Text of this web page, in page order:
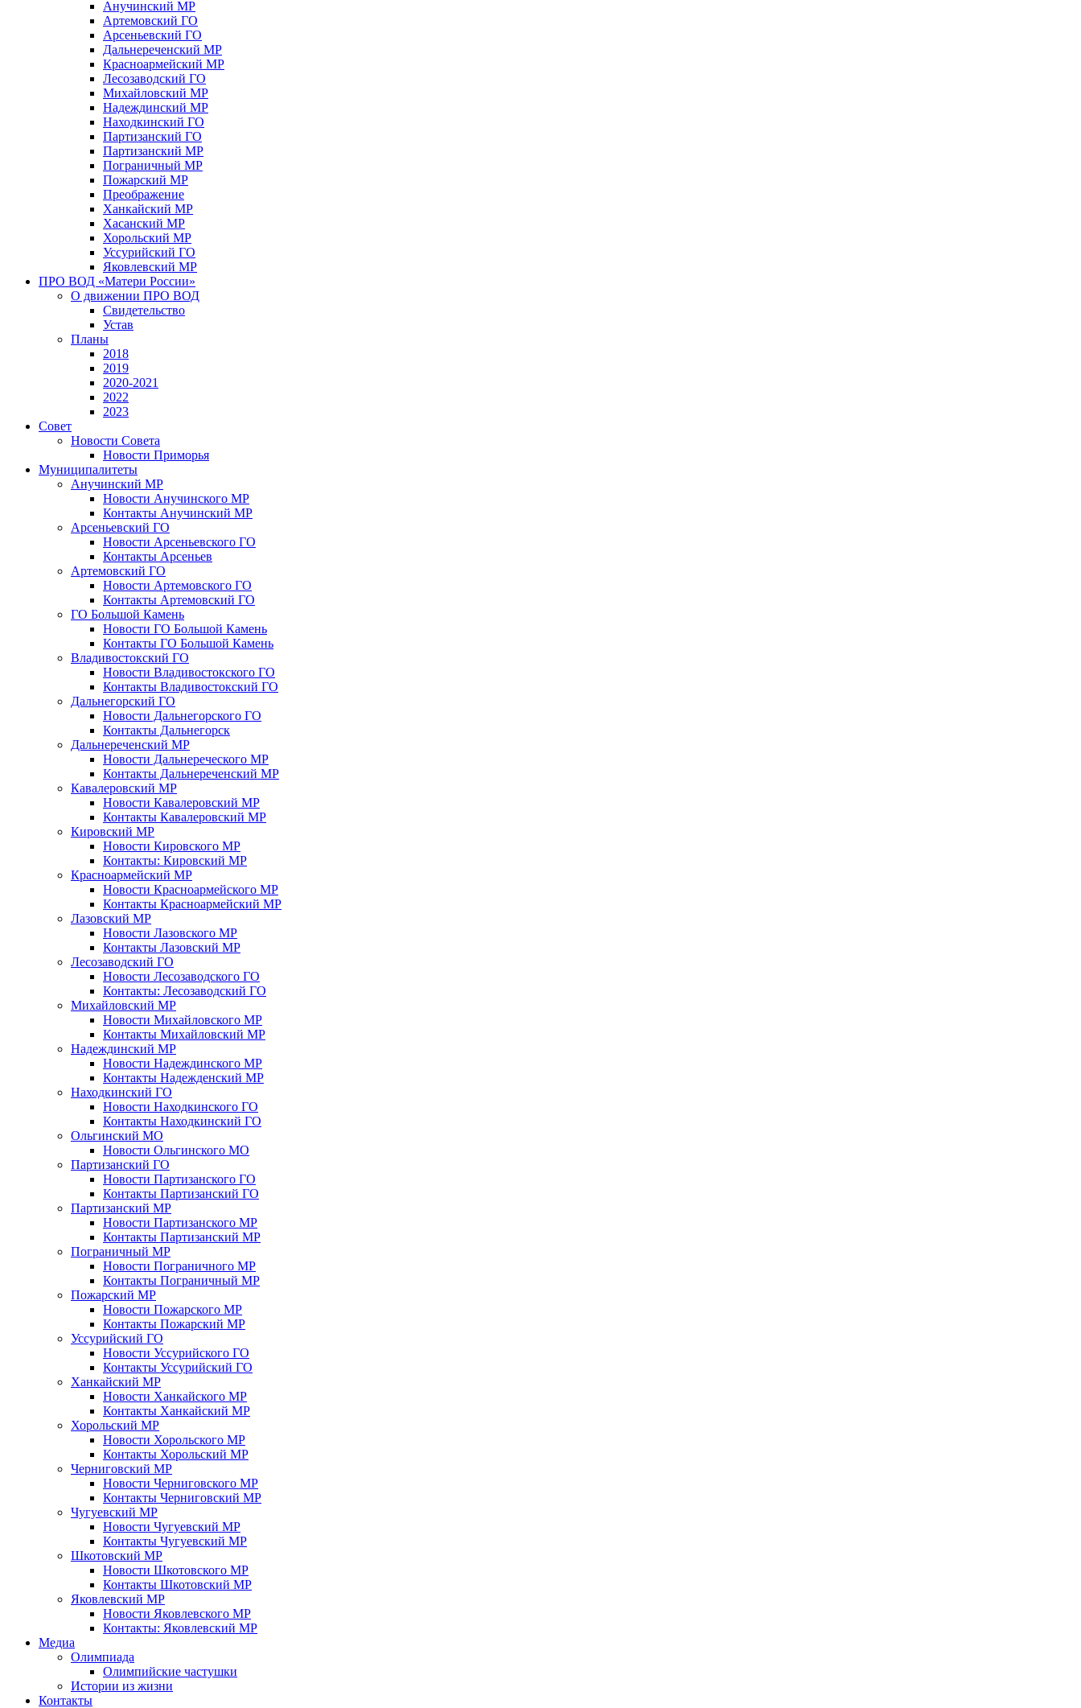
Анучинский МР
Артемовский ГО
Арсеньевский ГО
Дальнереченский МР
Красноармейский МР
Лесозаводский ГО
Михайловский МР
Надеждинский МР
Находкинский ГО
Партизанский ГО
Партизанский МР
Пограничный МР
Пожарский МР
Преображение
Ханкайский МР
Хасанский МР
Хорольский МР
Уссурийский ГО
Яковлевский МР
ПРО ВОД «Матери России»
О движении ПРО ВОД
Свидетельство
Устав
Планы
2018
2019
2020-2021
2022
2023
Совет
Новости Совета
Новости Приморья
Муниципалитеты
Анучинский МР
Новости Анучинского МР
Контакты Анучинский МР
Арсеньевский ГО
Новости Арсеньевского ГО
Контакты Арсеньев
Артемовский ГО
Новости Артемовского ГО
Контакты Артемовский ГО
ГО Большой Камень
Новости ГО Большой Камень
Контакты ГО Большой Камень
Владивостокский ГО
Новости Владивостокского ГО
Контакты Владивостокский ГО
Дальнегорский ГО
Новости Дальнегорского ГО
Контакты Дальнегорск
Дальнереченский МР
Новости Дальнереческого МР
Контакты Дальнереченский МР
Кавалеровский МР
Новости Кавалеровский МР
Контакты Кавалеровский МР
Кировский МР
Новости Кировского МР
Контакты: Кировский МР
Красноармейский МР
Новости Красноармейского МР
Контакты Красноармейский МР
Лазовский МР
Новости Лазовского МР
Контакты Лазовский МР
Лесозаводский ГО
Новости Лесозаводского ГО
Контакты: Лесозаводский ГО
Михайловский МР
Новости Михайловского МР
Контакты Михайловский МР
Надеждинский МР
Новости Надеждинского МР
Контакты Надежденский МР
Находкинский ГО
Новости Находкинского ГО
Контакты Находкинский ГО
Ольгинский МО
Новости Ольгинского МО
Партизанский ГО
Новости Партизанского ГО
Контакты Партизанский ГО
Партизанский МР
Новости Партизанского МР
Контакты Партизанский МР
Пограничный МР
Новости Пограничного МР
Контакты Пограничный МР
Пожарский МР
Новости Пожарского МР
Контакты Пожарский МР
Уссурийский ГО
Новости Уссурийского ГО
Контакты Уссурийский ГО
Ханкайский МР
Новости Ханкайского МР
Контакты Ханкайский МР
Хорольский МР
Новости Хорольского МР
Контакты Хорольский МР
Черниговский МР
Новости Черниговского МР
Контакты Черниговский МР
Чугуевский МР
Новости Чугуевский МР
Контакты Чугуевский МР
Шкотовский МР
Новости Шкотовского МР
Контакты Шкотовский МР
Яковлевский МР
Новости Яковлевского МР
Контакты: Яковлевский МР
Медиа
Олимпиада
Олимпийские частушки
Истории из жизни
Контакты